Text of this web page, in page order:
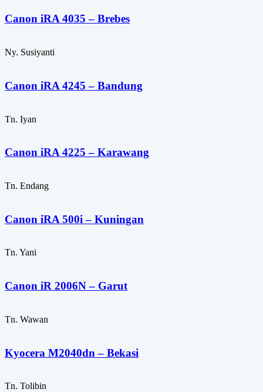
Canon iRA 4035 – Brebes
Ny. Susiyanti
Canon iRA 4245 – Bandung
Tn. Iyan
Canon iRA 4225 – Karawang
Tn. Endang
Canon iRA 500i – Kuningan
Tn. Yani
Canon iR 2006N – Garut
Tn. Wawan
Kyocera M2040dn – Bekasi
Tn. Tolibin